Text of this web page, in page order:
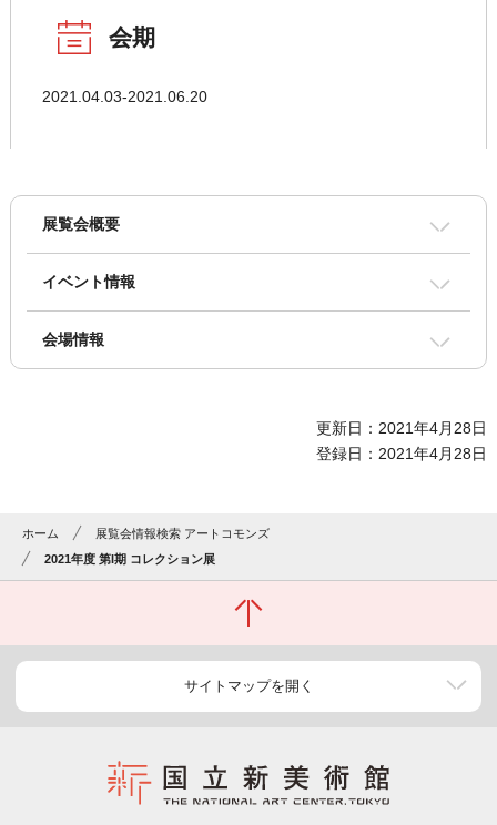
会期
2021.04.03-2021.06.20
展覧会概要
イベント情報
会場情報
更新日：2021年4月28日
登録日：2021年4月28日
ホーム
展覧会情報検索 アートコモンズ
2021年度 第I期 コレクション展
サイトマップを開く